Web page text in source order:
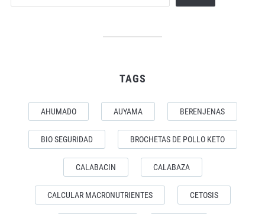
TAGS
AHUMADO AUYAMA BERENJENAS
BIO SEGURIDAD BROCHETAS DE POLLO KETO
CALABACIN CALABAZA
CALCULAR MACRONUTRIENTES CETOSIS